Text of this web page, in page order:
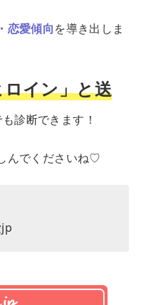
恋愛傾向を導き出しま
イン」と送
診断できます！
んでくださいね♡